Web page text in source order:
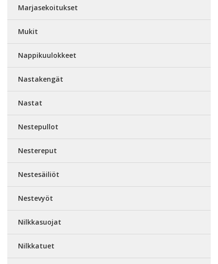
Marjasekoitukset
Mukit
Nappikuulokkeet
Nastakengät
Nastat
Nestepullot
Nestereput
Nestesäiliöt
Nestevyöt
Nilkkasuojat
Nilkkatuet